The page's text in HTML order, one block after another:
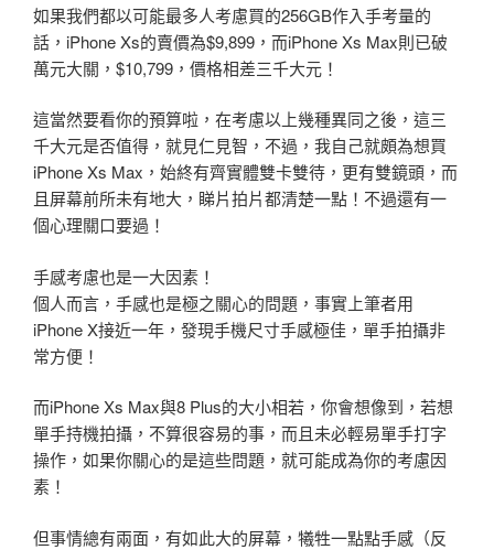
如果我們都以可能最多人考慮買的256GB作入手考量的
話，iPhone Xs的賣價為$9,899，而iPhone Xs Max則已破
萬元大關，$10,799，價格相差三千大元！
這當然要看你的預算啦，在考慮以上幾種異同之後，這三
千大元是否值得，就見仁見智，不過，我自己就頗為想買
iPhone Xs Max，始終有齊實體雙卡雙待，更有雙鏡頭，而
且屏幕前所未有地大，睇片拍片都清楚一點！不過還有一
個心理關口要過！
手感考慮也是一大因素！
個人而言，手感也是極之關心的問題，事實上筆者用
iPhone X接近一年，發現手機尺寸手感極佳，單手拍攝非
常方便！
而iPhone Xs Max與8 Plus的大小相若，你會想像到，若想
單手持機拍攝，不算很容易的事，而且未必輕易單手打字
操作，如果你關心的是這些問題，就可能成為你的考慮因
素！
但事情總有兩面，有如此大的屏幕，犧牲一點點手感（反